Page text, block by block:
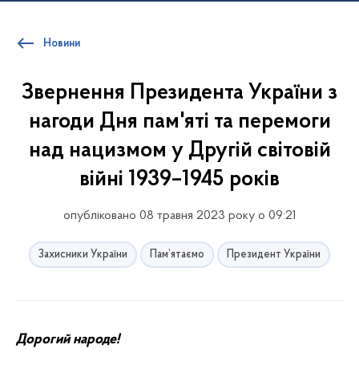
Новини
Звернення Президента України з
нагоди Дня пам'яті та перемоги
над нацизмом у Другій світовій
війні 1939–1945 років
опубліковано 08 травня 2023 року о 09:21
Захисники України Пам’ятаємо Президент України
Дорогий народе!